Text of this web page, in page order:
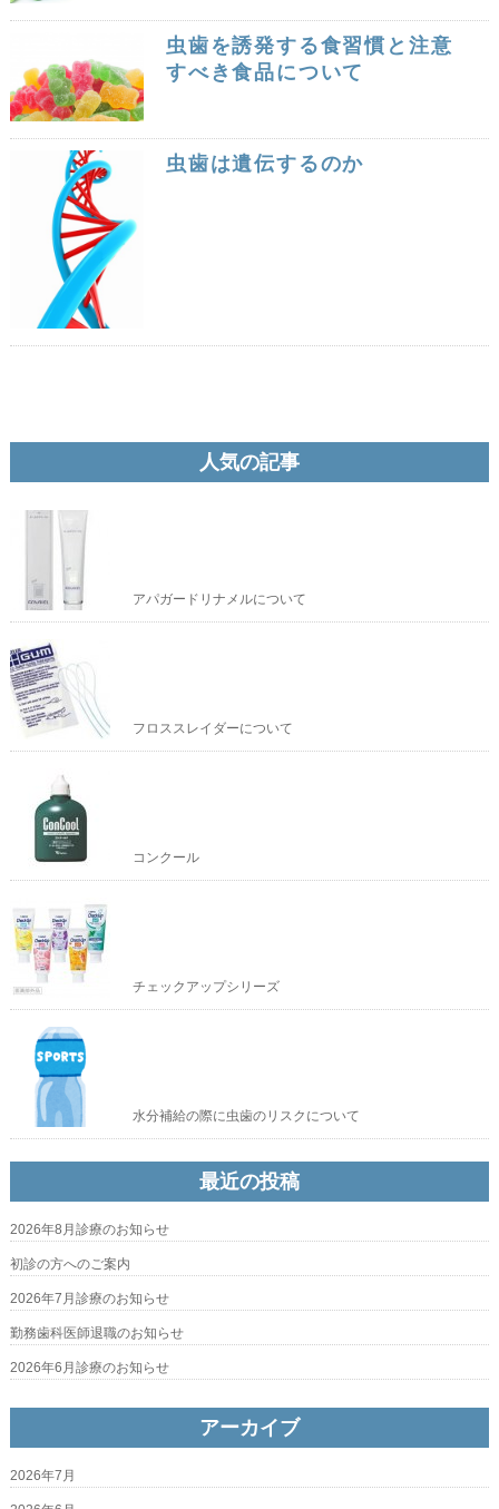
虫歯を誘発する食習慣と注意
すべき食品について
虫歯は遺伝するのか
人気の記事
アパガードリナメルについて
フロススレイダーについて
コンクール
チェックアップシリーズ
水分補給の際に虫歯のリスクについて
最近の投稿
2026年8月診療のお知らせ
初診の方へのご案内
2026年7月診療のお知らせ
勤務歯科医師退職のお知らせ
2026年6月診療のお知らせ
アーカイブ
2026年7月